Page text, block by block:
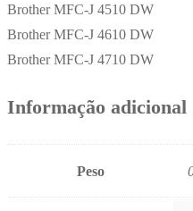
Brother MFC-J 4510 DW
Brother MFC-J 4610 DW
Brother MFC-J 4710 DW
Informação adicional
Peso